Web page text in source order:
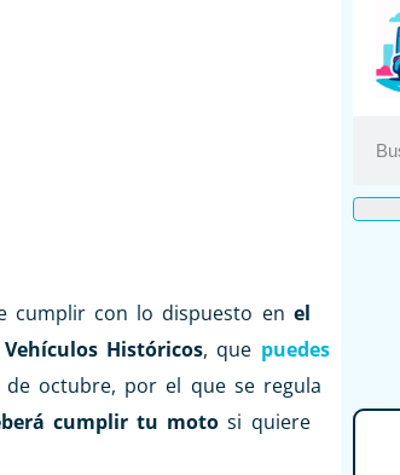
cumplir con lo dispuesto en el
Históricos, que puedes
de octubre, por el que se regula
cumplir tu moto si quiere